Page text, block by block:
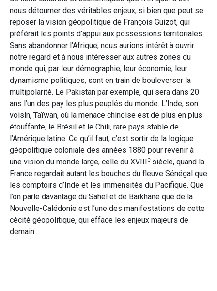
nous détourner des véritables enjeux, si bien que peut se
reposer la vision géopolitique de François Guizot, qui
préférait les points d’appui aux possessions territoriales.
Sans abandonner l’Afrique, nous aurions intérêt à ouvrir
notre regard et à nous intéresser aux autres zones du
monde qui, par leur démographie, leur économie, leur
dynamisme politiques, sont en train de bouleverser la
multipolarité. Le Pakistan par exemple, qui sera dans 20
ans l’un des pay les plus peuplés du monde. L’Inde, son
voisin, Taïwan, où la menace chinoise est de plus en plus
étouffante, le Brésil et le Chili, rare pays stable de
l’Amérique latine. Ce qu’il faut, c’est sortir de la logique
géopolitique coloniale des années 1880 pour revenir à
une vision du monde large, celle du XVIIIe siècle, quand la
France regardait autant les bouches du fleuve Sénégal que
les comptoirs d’Inde et les immensités du Pacifique. Que
l’on parle davantage du Sahel et de Barkhane que de la
Nouvelle-Calédonie est l’une des manifestations de cette
cécité géopolitique, qui efface les enjeux majeurs de
demain.